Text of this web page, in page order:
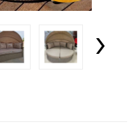
›